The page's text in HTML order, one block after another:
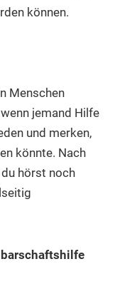
können.
Menschen
jemand Hilfe
und merken,
könnte. Nach
hörst noch